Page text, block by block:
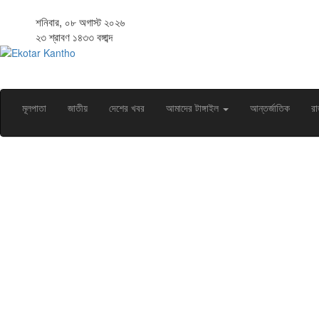
শনিবার, ০৮ অগাস্ট ২০২৬
২৩ শ্রাবণ ১৪৩৩ বঙ্গাব্দ
মূলপাতা জাতীয় দেশের খবর আমাদের টাঙ্গাইল আন্তর্জাতিক